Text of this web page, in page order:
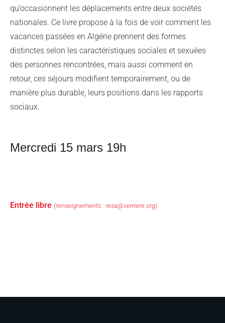
qu’occasionnent les déplacements entre deux sociétés
nationales. Ce livre propose à la fois de voir comment les
vacances passées en Algérie prennent des formes
distinctes selon les caractéristiques sociales et sexuées
des personnes rencontrées, mais aussi comment en
retour, ces séjours modifient temporairement, ou de
manière plus durable, leurs positions dans les rapports
sociaux.
Mercredi 15 mars 19h
Entrée libre (renseignements : resa@verriere.org)